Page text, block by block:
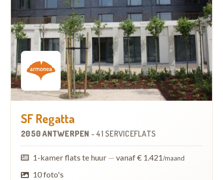
SF Regatta
2050 ANTWERPEN -41 SERVICEFLATS
1-kamer flats te huur — vanaf € 1.421/maand
10 foto's